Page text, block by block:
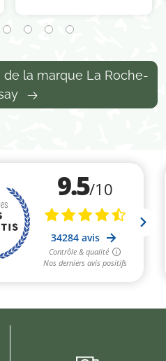
la marque La Roche-